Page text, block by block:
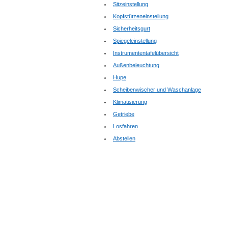
Sitzeinstellung
Kopfstützeneinstellung
Sicherheitsgurt
Spiegeleinstellung
Instrumententafelübersicht
Außenbeleuchtung
Hupe
Scheibenwischer und Waschanlage
Klimatisierung
Getriebe
Losfahren
Abstellen